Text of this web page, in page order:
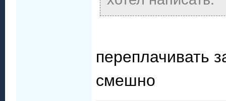
переплачивать
смешно